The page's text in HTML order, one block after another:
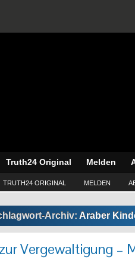
Truth24 Original Melden
TRUTH24 ORIGINAL MELDEN
Archiv: Araber
Vergewaltigung –